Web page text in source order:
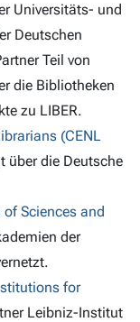
Universitäts- und
Deutschen
Teil von
die Bibliotheken
zu LIBER.
(CENL
über die Deutsche
Sciences and
der
for
Leibniz-Institut